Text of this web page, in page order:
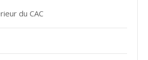
du CAC